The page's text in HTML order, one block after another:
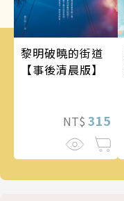
黎明破曉的街道
【事後清晨版】
NT$ 315